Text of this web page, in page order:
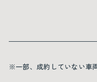
※一部、成約していない車